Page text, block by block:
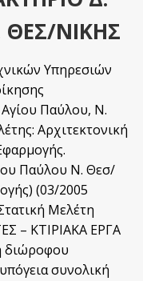
ΝΙΚΗΣ
Υπηρεσιών
Παύλου, Ν.
Αρχιτεκτονική
Παύλου Ν. Θεσ/
(03/2005
Μελέτη
– ΚΤΙΡΙΑΚΑ ΕΡΓΑ
διώροφου
συνολική